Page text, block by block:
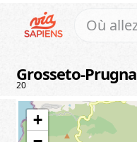
Grosseto-Prugna
20
+